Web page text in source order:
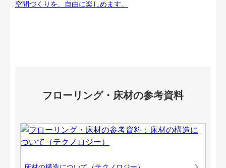
空間づくりを、自由に楽しめます。
フローリング・床材の参考資料